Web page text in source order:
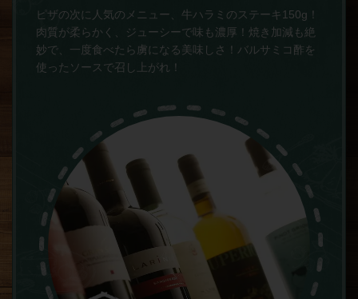
ピザの次に人気のメニュー、牛ハラミのステーキ150g！
肉質が柔らかく、ジューシーで味も濃厚！焼き加減も絶
妙で、一度食べたら虜になる美味しさ！バルサミコ酢を
使ったソースで召し上がれ！